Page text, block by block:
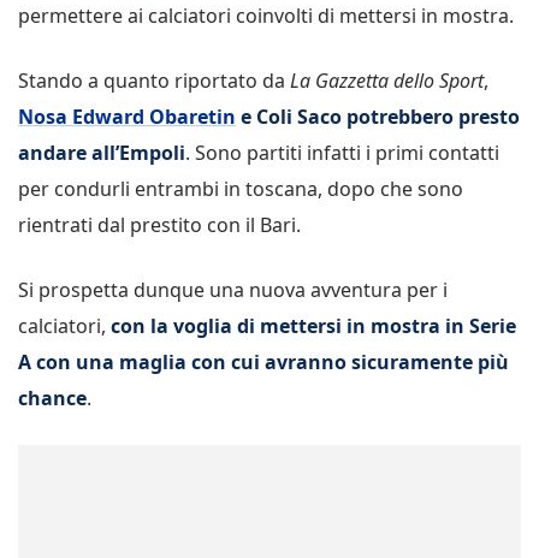
permettere ai calciatori coinvolti di mettersi in mostra.
Stando a quanto riportato da La Gazzetta dello Sport,
Nosa Edward Obaretin e Coli Saco potrebbero presto
andare all’Empoli. Sono partiti infatti i primi contatti
per condurli entrambi in toscana, dopo che sono
rientrati dal prestito con il Bari.
Si prospetta dunque una nuova avventura per i
calciatori, con la voglia di mettersi in mostra in Serie
A con una maglia con cui avranno sicuramente più
chance.